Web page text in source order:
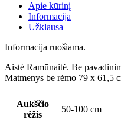
Apie kūrinį
Informacija
Užklausa
Informacija ruošiama.
Aistė Ramūnaitė. Be
Matmenys be rėmo 79 x 61,5
Aukščio
rėžis
50-100 cm